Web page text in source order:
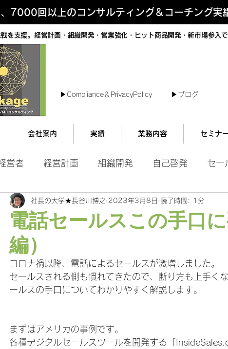
7000回以上のコンサルティング＆コーチング実
を支援。経営計画・組織開発・営業強化・ヒット商品開発・新市場参入
▶︎Compliance＆PrivacyPolicy ▶︎ブログ
会社案内 実績 業務内容 セミナ
営者 経営計画 組織開発 自己啓発 セー
メント 営業ツール
電話セールスこの手口
編）
社長の大学★長谷川博之 2023年3月8日 読了時間: 1分
コロナ禍以降、電話によるセールスが激増しました。
セールスされる側も慣れてきたので、断り方も上手く
ールスの手口についてわかりやすく解説します。
まずはアメリカの事例です。
各種デジタルセールスツールを開発する「